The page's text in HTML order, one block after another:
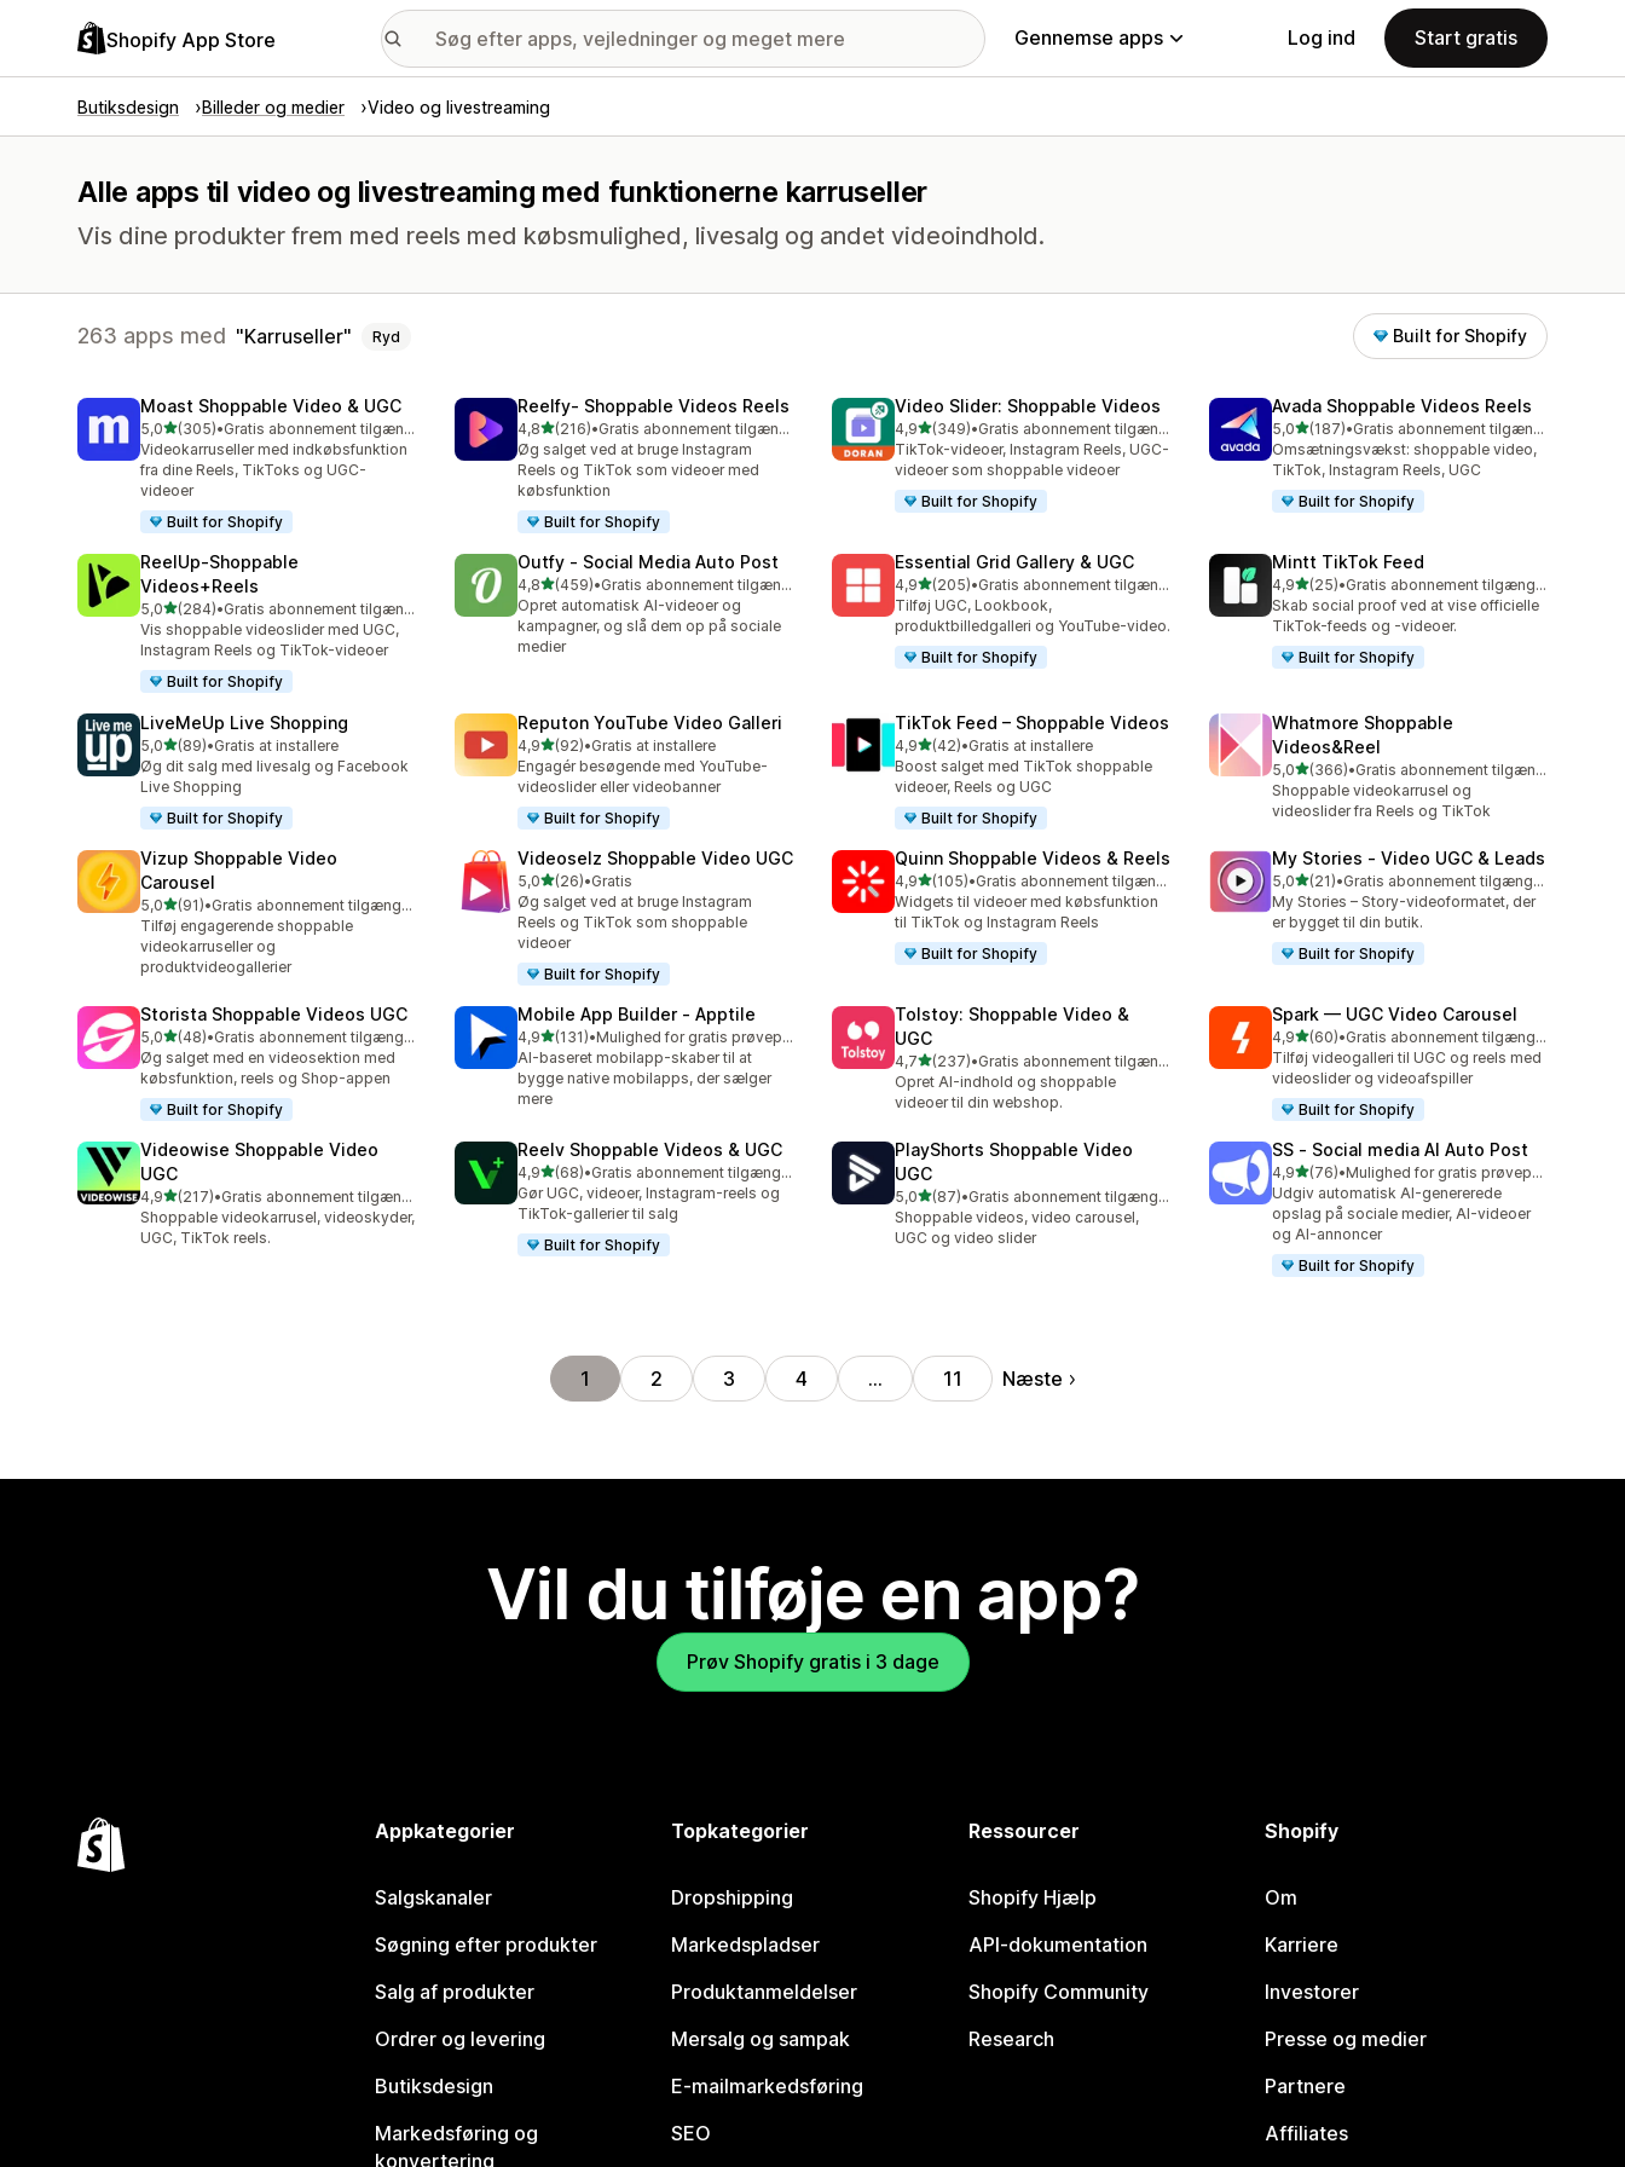
Shopify App Store Gennemse apps Log ind Start gratis
Butiksdesign Billeder og medier Video og livestreaming
Alle apps til video og livestreaming med funktionerne karruseller
Vis dine produkter frem med reels med købsmulighed, livesalg og andet videoindhold.
263 apps med Karruseller Ryd Built for Shopify
Moast Shoppable Video & UGC
5,0ud af 5 stjerner
(305)
305 anmeldelser i alt
•
Gratis abonnement tilgængeligt
Videokarruseller med indkøbsfunktion
fra dine Reels, TikToks og UGC-
videoer
Built for Shopify
Reelfy‑ Shoppable Videos Reels
4,8ud af 5 stjerner
(216)
216 anmeldelser i alt
•
Gratis abonnement tilgængeligt
Øg salget ved at bruge Instagram
Reels og TikTok som videoer med
købsfunktion
Built for Shopify
Video Slider: Shoppable Videos
4,9ud af 5 stjerner
(349)
349 anmeldelser i alt
•
Gratis abonnement tilgængeligt
TikTok-videoer, Instagram Reels, UGC-
videoer som shoppable videoer
Built for Shopify
Avada Shoppable Videos Reels
5,0ud af 5 stjerner
(187)
187 anmeldelser i alt
•
Gratis abonnement tilgængeligt
Omsætningsvækst: shoppable video,
TikTok, Instagram Reels, UGC
Built for Shopify
ReelUp‑Shoppable
Videos+Reels
5,0ud af 5 stjerner
(284)
284 anmeldelser i alt
•
Gratis abonnement tilgængeligt
Vis shoppable videoslider med UGC,
Instagram Reels og TikTok-videoer
Built for Shopify
Outfy ‑ Social Media Auto Post
4,8ud af 5 stjerner
(459)
459 anmeldelser i alt
•
Gratis abonnement tilgængeligt
Opret automatisk AI-videoer og
kampagner, og slå dem op på sociale
medier
Essential Grid Gallery & UGC
4,9ud af 5 stjerner
(205)
205 anmeldelser i alt
•
Gratis abonnement tilgængeligt
Tilføj UGC, Lookbook,
produktbilledgalleri og YouTube-video.
Built for Shopify
Mintt TikTok Feed
4,9ud af 5 stjerner
(25)
25 anmeldelser i alt
•
Gratis abonnement tilgængeligt
Skab social proof ved at vise officielle
TikTok-feeds og -videoer.
Built for Shopify
LiveMeUp Live Shopping
5,0ud af 5 stjerner
(89)
89 anmeldelser i alt
•Gratis at installere
Øg dit salg med livesalg og Facebook
Live Shopping
Built for Shopify
Reputon YouTube Video Galleri
4,9ud af 5 stjerner
(92)
92 anmeldelser i alt
•Gratis at installere
Engagér besøgende med YouTube-
videoslider eller videobanner
Built for Shopify
TikTok Feed – Shoppable Videos
4,9ud af 5 stjerner
(42)
42 anmeldelser i alt
•Gratis at installere
Boost salget med TikTok shoppable
videoer, Reels og UGC
Built for Shopify
Whatmore Shoppable
Videos&Reel
5,0ud af 5 stjerner
(366)
366 anmeldelser i alt
•
Gratis abonnement tilgængeligt
Shoppable videokarrusel og
videoslider fra Reels og TikTok
Vizup Shoppable Video
Carousel
5,0ud af 5 stjerner
(91)
91 anmeldelser i alt
•
Gratis abonnement tilgængeligt
Tilføj engagerende shoppable
videokarruseller og
produktvideogallerier
Videoselz Shoppable Video UGC
5,0ud af 5 stjerner
(26)
26 anmeldelser i alt
•Gratis
Øg salget ved at bruge Instagram
Reels og TikTok som shoppable
videoer
Built for Shopify
Quinn Shoppable Videos & Reels
4,9ud af 5 stjerner
(105)
105 anmeldelser i alt
•
Gratis abonnement tilgængeligt
Widgets til videoer med købsfunktion
til TikTok og Instagram Reels
Built for Shopify
My Stories ‑ Video UGC & Leads
5,0ud af 5 stjerner
(21)
21 anmeldelser i alt
•
Gratis abonnement tilgængeligt
My Stories – Story-videoformatet, der
er bygget til din butik.
Built for Shopify
Storista Shoppable Videos UGC
5,0ud af 5 stjerner
(48)
48 anmeldelser i alt
•
Gratis abonnement tilgængeligt
Øg salget med en videosektion med
købsfunktion, reels og Shop-appen
Built for Shopify
Mobile App Builder ‑ Apptile
4,9ud af 5 stjerner
(131)
131 anmeldelser i alt
•
Mulighed for gratis prøveperiode
AI-baseret mobilapp-skaber til at
bygge native mobilapps, der sælger
mere
Tolstoy: Shoppable Video &
UGC
4,7ud af 5 stjerner
(237)
237 anmeldelser i alt
•
Gratis abonnement tilgængeligt
Opret AI-indhold og shoppable
videoer til din webshop.
Spark — UGC Video Carousel
4,9ud af 5 stjerner
(60)
60 anmeldelser i alt
•
Gratis abonnement tilgængeligt
Tilføj videogalleri til UGC og reels med
videoslider og videoafspiller
Built for Shopify
Videowise Shoppable Video
UGC
4,9ud af 5 stjerner
(217)
217 anmeldelser i alt
•
Gratis abonnement tilgængeligt
Shoppable videokarrusel, videoskyder,
UGC, TikTok reels.
Reelv Shoppable Videos & UGC
4,9ud af 5 stjerner
(68)
68 anmeldelser i alt
•
Gratis abonnement tilgængeligt
Gør UGC, videoer, Instagram-reels og
TikTok-gallerier til salg
Built for Shopify
PlayShorts Shoppable Video
UGC
5,0ud af 5 stjerner
(87)
87 anmeldelser i alt
•
Gratis abonnement tilgængeligt
Shoppable videos, video carousel,
UGC og video slider
SS ‑ Social media AI Auto Post
4,9ud af 5 stjerner
(76)
76 anmeldelser i alt
•
Mulighed for gratis prøveperiode
Udgiv automatisk AI-genererede
opslag på sociale medier, AI-videoer
og AI-annoncer
Built for Shopify
1 2 3 4 … 11 Næste
Vil du tilføje en app?
Prøv Shopify gratis i 3 dage
Appkategorier
Salgskanaler
Søgning efter produkter
Salg af produkter
Ordrer og levering
Butiksdesign
Markedsføring og
konvertering
Topkategorier
Dropshipping
Markedspladser
Produktanmeldelser
Mersalg og sampak
E-mailmarkedsføring
SEO
Ressourcer
Shopify Hjælp
API-dokumentation
Shopify Community
Research
Shopify
Om
Karriere
Investorer
Presse og medier
Partnere
Affiliates